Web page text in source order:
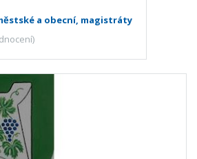
a obecní, magistráty